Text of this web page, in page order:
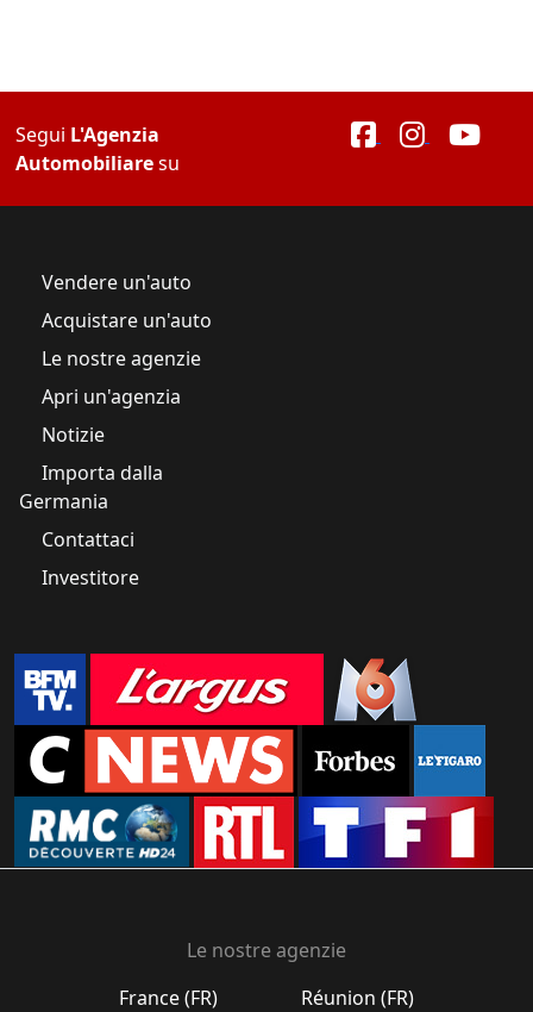
Segui L'Agenzia
Automobiliaresu
Vendere un'auto
Acquistare un'auto
Le nostre agenzie
Apri un'agenzia
Notizie
Importa dalla
Germania
Contattaci
Investitore
Le nostre agenzie
France (FR)
Réunion (FR)